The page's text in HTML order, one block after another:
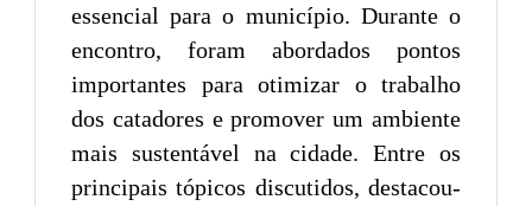
essencial para o município. Durante o
encontro, foram abordados pontos
importantes para otimizar o trabalho
dos catadores e promover um ambiente
mais sustentável na cidade. Entre os
principais tópicos discutidos, destacou-